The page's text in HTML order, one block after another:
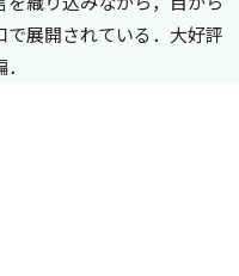
展開されている．大好評